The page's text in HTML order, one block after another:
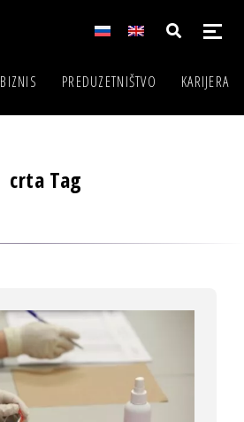
BIZNIS PREDUZETNIŠTVO KARIJERA
crta Tag